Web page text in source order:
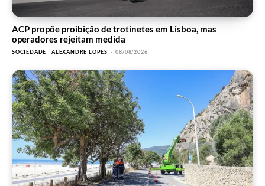
ACP propõe proibição de trotinetes em Lisboa, mas
operadores rejeitam medida
SOCIEDADE ALEXANDRE LOPES - 08/08/2026